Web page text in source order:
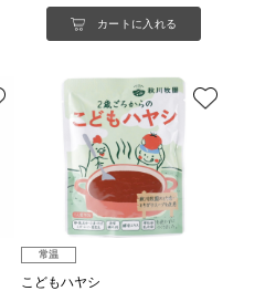
カートに入れる
常温
こどもハヤシ